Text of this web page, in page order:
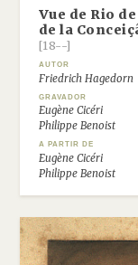
Vue de Rio
de la
[18--]
AUTOR
Friedrich Hagedorn
GRAVADOR
Eugène Cicéri
Philippe Benoist
A PARTIR DE
Eugène Cicéri
Philippe Benoist